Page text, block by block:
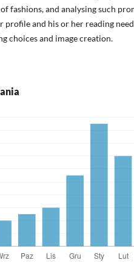
fashions, and analysing such
profile and his or her reading
choices and image creation.